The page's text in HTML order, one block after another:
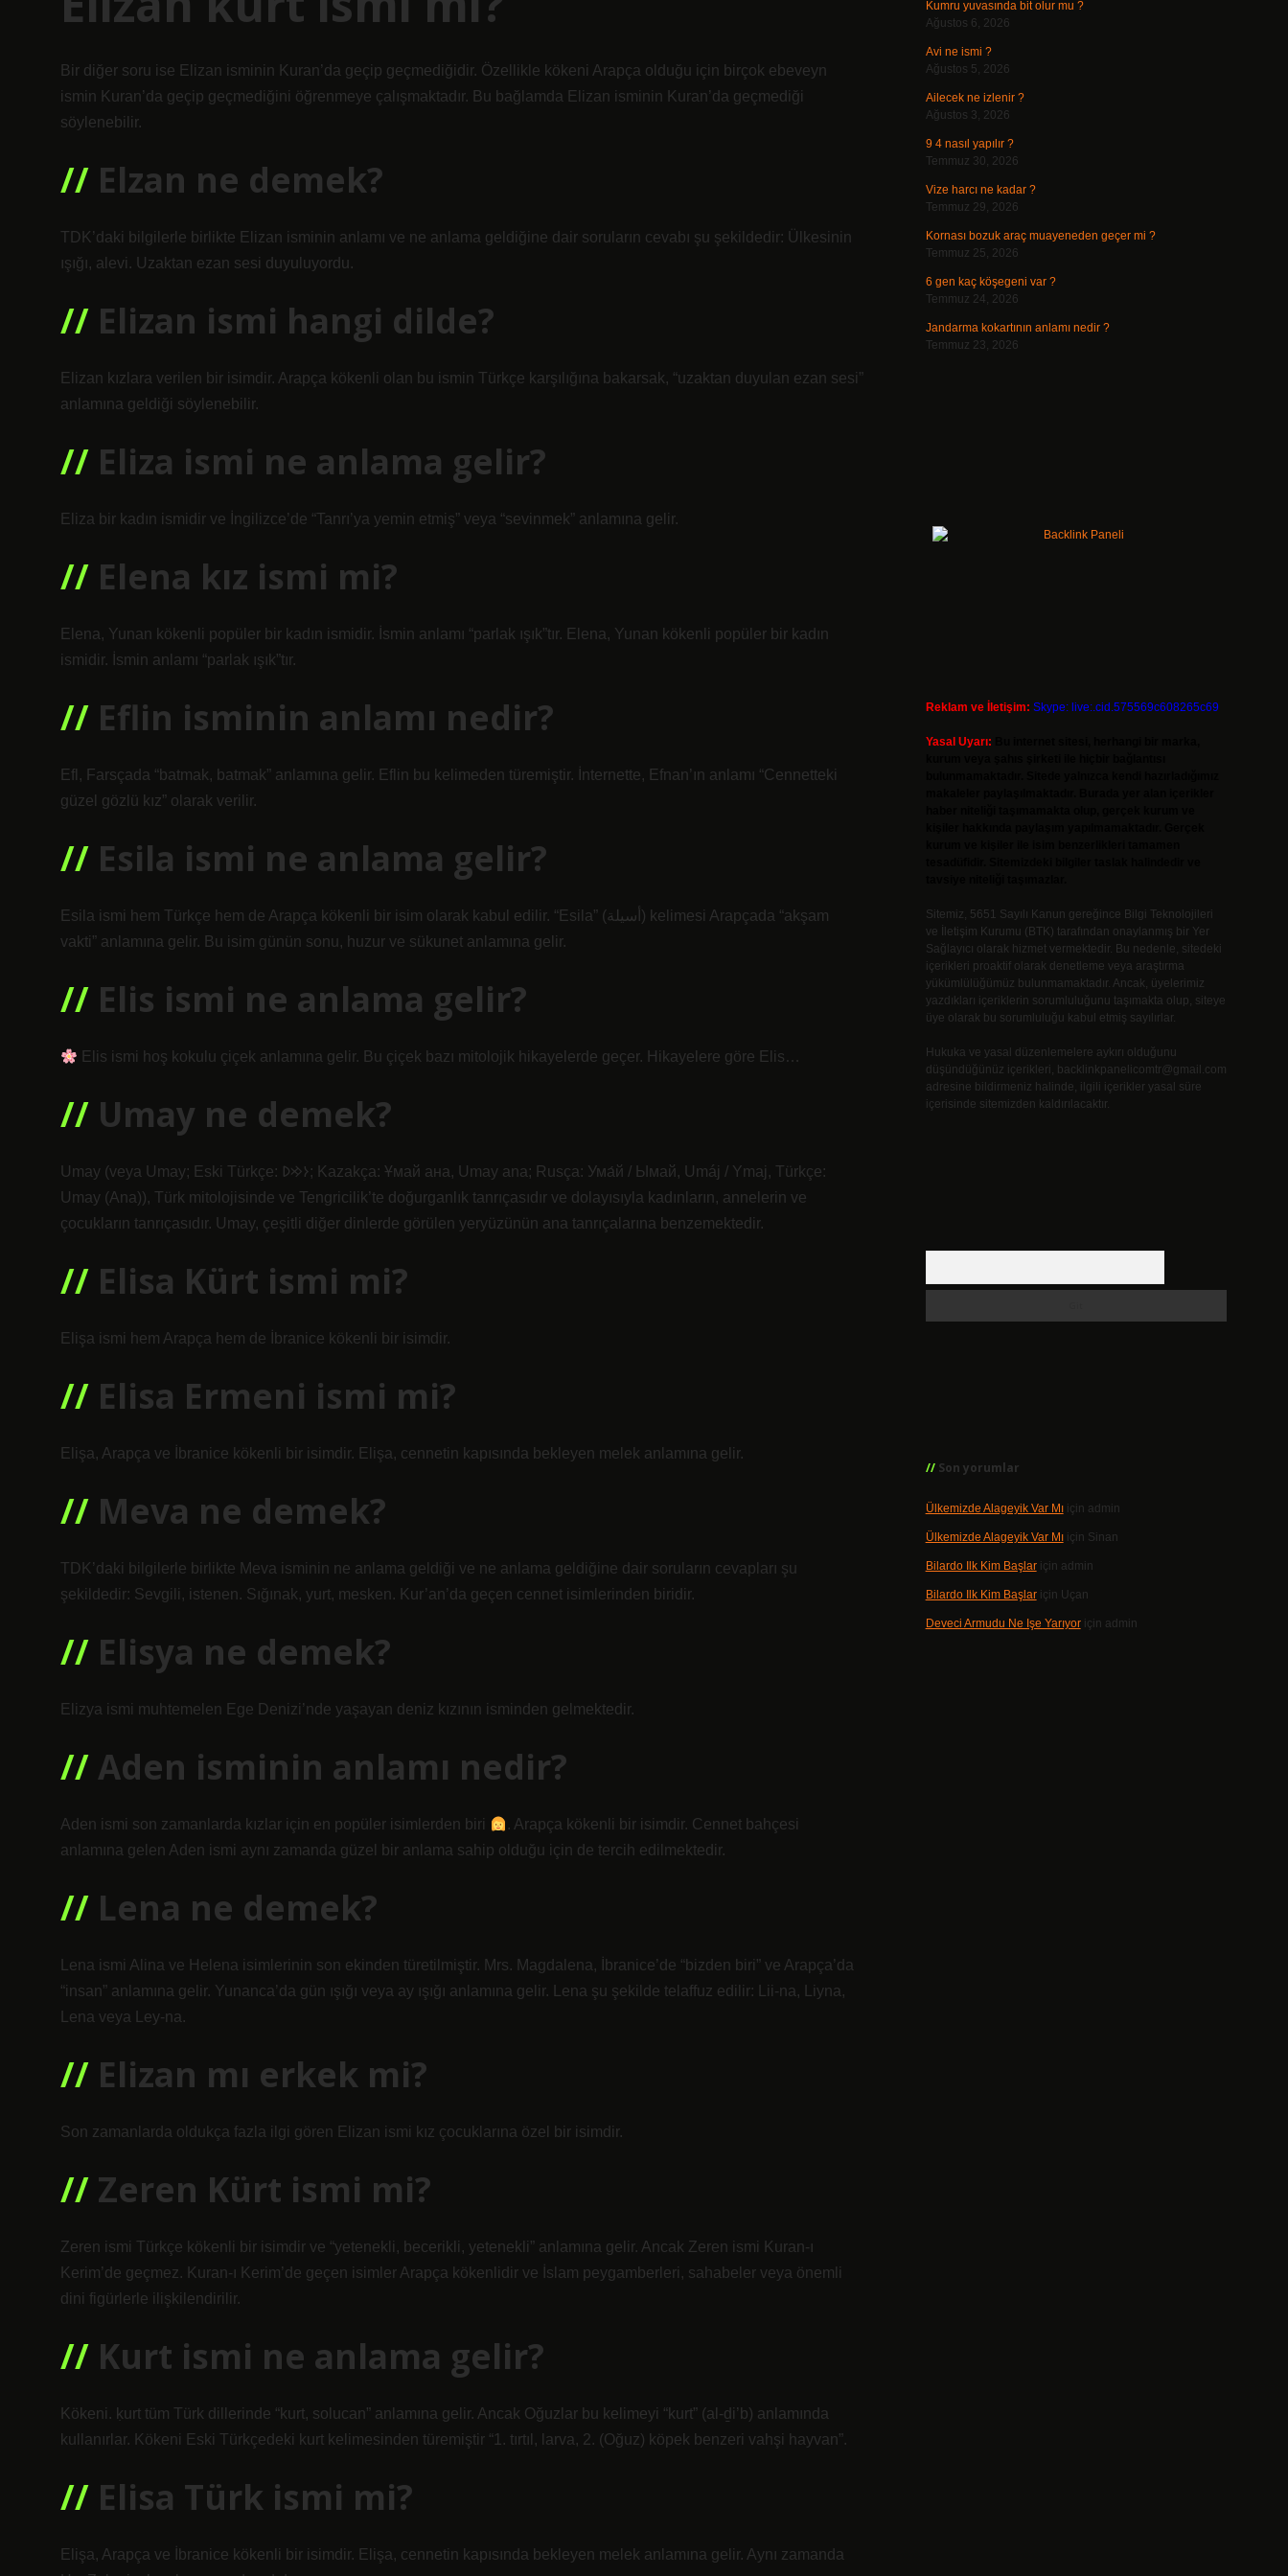
Bir diğer soru ise Elizan isminin Kuran’da geçip geçmediğidir. Özellikle kökeni Arapça olduğu için birçok ebeveyn
ismin Kuran’da geçip geçmediğini öğrenmeye çalışmaktadır. Bu bağlamda Elizan isminin Kuran’da geçmediği
söylenebilir.
Elzan ne demek?
TDK’daki bilgilerle birlikte Elizan isminin anlamı ve ne anlama geldiğine dair soruların cevabı şu şekildedir: Ülkesinin
ışığı, alevi. Uzaktan ezan sesi duyuluyordu.
Elizan ismi hangi dilde?
Elizan kızlara verilen bir isimdir. Arapça kökenli olan bu ismin Türkçe karşılığına bakarsak, “uzaktan duyulan ezan sesi”
anlamına geldiği söylenebilir.
Eliza ismi ne anlama gelir?
Eliza bir kadın ismidir ve İngilizce’de “Tanrı’ya yemin etmiş” veya “sevinmek” anlamına gelir.
Elena kız ismi mi?
Elena, Yunan kökenli popüler bir kadın ismidir. İsmin anlamı “parlak ışık”tır. Elena, Yunan kökenli popüler bir kadın
ismidir. İsmin anlamı “parlak ışık”tır.
Eflin isminin anlamı nedir?
Efl, Farsçada “batmak, batmak” anlamına gelir. Eflin bu kelimeden türemiştir. İnternette, Efnan’ın anlamı “Cennetteki
güzel gözlü kız” olarak verilir.
Esila ismi ne anlama gelir?
Esila ismi hem Türkçe hem de Arapça kökenli bir isim olarak kabul edilir. “Esila” (أسيلة) kelimesi Arapçada “akşam
vakti” anlamına gelir. Bu isim günün sonu, huzur ve sükunet anlamına gelir.
Elis ismi ne anlama gelir?
Elis ismi hoş kokulu çiçek anlamına gelir. Bu çiçek bazı mitolojik hikayelerde geçer. Hikayelere göre Elis…
Umay ne demek?
Umay (veya Umay; Eski Türkçe: 𐰆𐰢𐰖; Kazakça: Ұмай aна, Umay ana; Rusça: Ума́й / Ымай, Umáj / Ymaj, Türkçe:
Umay (Ana)), Türk mitolojisinde ve Tengricilik’te doğurganlık tanrıçasıdır ve dolayısıyla kadınların, annelerin ve
çocukların tanrıçasıdır. Umay, çeşitli diğer dinlerde görülen yeryüzünün ana tanrıçalarına benzemektedir.
Elisa Kürt ismi mi?
Elişa ismi hem Arapça hem de İbranice kökenli bir isimdir.
Elisa Ermeni ismi mi?
Elişa, Arapça ve İbranice kökenli bir isimdir. Elişa, cennetin kapısında bekleyen melek anlamına gelir.
Meva ne demek?
TDK’daki bilgilerle birlikte Meva isminin ne anlama geldiği ve ne anlama geldiğine dair soruların cevapları şu
şekildedir: Sevgili, istenen. Sığınak, yurt, mesken. Kur’an’da geçen cennet isimlerinden biridir.
Elisya ne demek?
Elizya ismi muhtemelen Ege Denizi’nde yaşayan deniz kızının isminden gelmektedir.
Aden isminin anlamı nedir?
Aden ismi son zamanlarda kızlar için en popüler isimlerden biri
. Arapça kökenli bir isimdir. Cennet bahçesi
anlamına gelen Aden ismi aynı zamanda güzel bir anlama sahip olduğu için de tercih edilmektedir.
Lena ne demek?
Lena ismi Alina ve Helena isimlerinin son ekinden türetilmiştir. Mrs. Magdalena, İbranice’de “bizden biri” ve Arapça’da
“insan” anlamına gelir. Yunanca’da gün ışığı veya ay ışığı anlamına gelir. Lena şu şekilde telaffuz edilir: Lii-na, Liyna,
Lena veya Ley-na.
Elizan mı erkek mi?
Son zamanlarda oldukça fazla ilgi gören Elizan ismi kız çocuklarına özel bir isimdir.
Zeren Kürt ismi mi?
Zeren ismi Türkçe kökenli bir isimdir ve “yetenekli, becerikli, yetenekli” anlamına gelir. Ancak Zeren ismi Kuran-ı
Kerim’de geçmez. Kuran-ı Kerim’de geçen isimler Arapça kökenlidir ve İslam peygamberleri, sahabeler veya önemli
dini figürlerle ilişkilendirilir.
Kurt ismi ne anlama gelir?
Kökeni. ḳurt tüm Türk dillerinde “kurt, solucan” anlamına gelir. Ancak Oğuzlar bu kelimeyi “kurt” (al-ḏi’b) anlamında
kullanırlar. Kökeni Eski Türkçedeki kurt kelimesinden türemiştir “1. tırtıl, larva, 2. (Oğuz) köpek benzeri vahşi hayvan”.
Elisa Türk ismi mi?
Elişa, Arapça ve İbranice kökenli bir isimdir. Elişa, cennetin kapısında bekleyen melek anlamına gelir. Aynı zamanda
Kumru yuvasında bit olur mu ?
Ağustos 6, 2026
Avi ne ismi ?
Ağustos 5, 2026
Ailecek ne izlenir ?
Ağustos 3, 2026
9 4 nasıl yapılır ?
Temmuz 30, 2026
Vize harcı ne kadar ?
Temmuz 29, 2026
Kornası bozuk araç muayeneden geçer mi ?
Temmuz 25, 2026
6 gen kaç köşegeni var ?
Temmuz 24, 2026
Jandarma kokartının anlamı nedir ?
Temmuz 23, 2026
Reklam ve İletişim: Skype: live:.cid.575569c608265c69
Yasal Uyarı:
Sitemiz, 5651 Sayılı Kanun gereğince Bilgi Teknolojileri
ve İletişim Kurumu (BTK) tarafından onaylanmış bir Yer
Sağlayıcı olarak hizmet vermektedir. Bu nedenle, sitedeki
içerikleri proaktif olarak denetleme veya araştırma
yükümlülüğümüz bulunmamaktadır. Ancak, üyelerimiz
yazdıkları içeriklerin sorumluluğunu taşımakta olup, siteye
üye olarak bu sorumluluğu kabul etmiş sayılırlar.
Hukuka ve yasal düzenlemelere aykırı olduğunu
düşündüğünüz içerikleri, backlinkpanelicomtr@gmail.com
adresine bildirmeniz halinde, ilgili içerikler yasal süre
içerisinde sitemizden kaldırılacaktır.
Son yorumlar
Ülkemizde Alageyik Var Mıiçin admin
Ülkemizde Alageyik Var Mıiçin Sinan
Bilardo Ilk Kim Başlariçin admin
Bilardo Ilk Kim Başlariçin Uçan
Deveci Armudu Ne Işe Yarıyoriçin admin